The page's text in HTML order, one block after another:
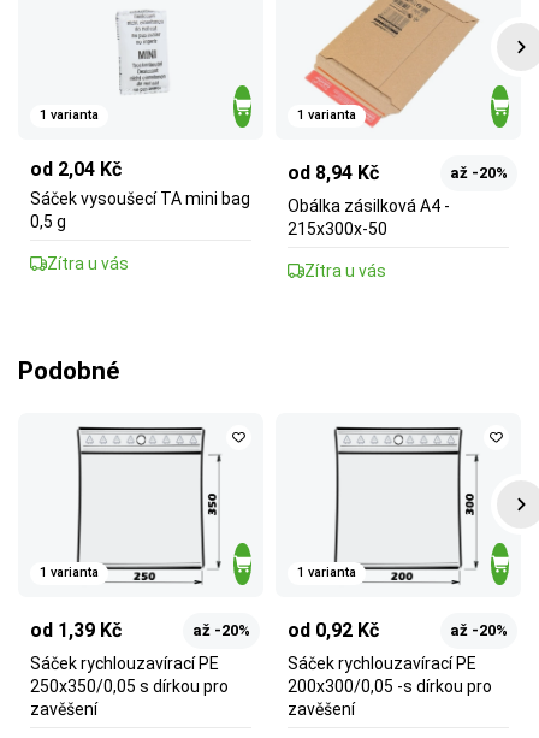
1 varianta
od 2,04 Kč
Sáček vysoušecí TA mini bag
0,5 g
Zítra u vás
1 varianta
od 8,94 Kč až -20%
Obálka zásilková A4 -
215x300x-50
Zítra u vás
Podobné
1 varianta
od 1,39 Kč až -20%
Sáček rychlouzavírací PE
250x350/0,05 s dírkou pro
zavěšení
1 varianta
od 0,92 Kč až -20%
Sáček rychlouzavírací PE
200x300/0,05 -s dírkou pro
zavěšení